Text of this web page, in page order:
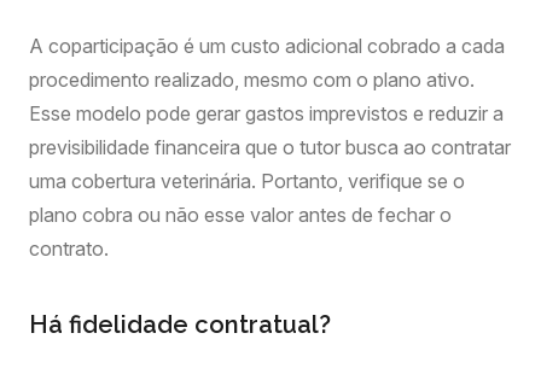
A coparticipação é um custo adicional cobrado a cada
procedimento realizado, mesmo com o plano ativo.
Esse modelo pode gerar gastos imprevistos e reduzir a
previsibilidade financeira que o tutor busca ao contratar
uma cobertura veterinária. Portanto, verifique se o
plano cobra ou não esse valor antes de fechar o
contrato.
Há fidelidade contratual?